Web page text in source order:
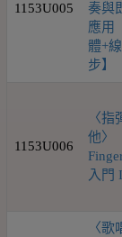
1153U005
奏與
應用
體+
步】
1153U006
〈指
他〉
入門
〈歌